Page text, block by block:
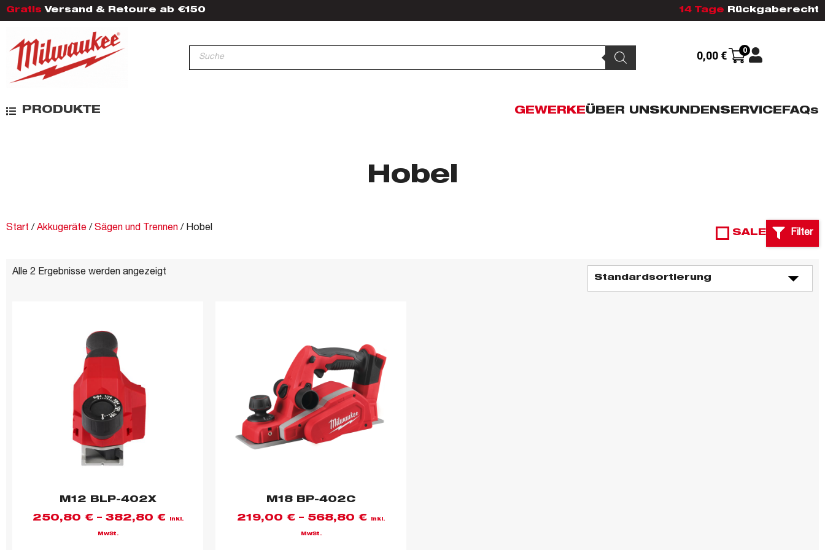
Gratis Versand & Retoure ab €150 14 Tage Rückgaberecht
0,00 € 0
PRODUKTE GEWERKEÜBER UNSKUNDENSERVICEFAQs
Hobel
Start / Akkugeräte / Sägen und Trennen / Hobel SALE Filter
Alle 2 Ergebnisse werden angezeigt
M12 BLP-402X
250,80 € – 382,80 € inkl.
MwSt.
M18 BP-402C
219,00 € – 568,80 € inkl.
MwSt.